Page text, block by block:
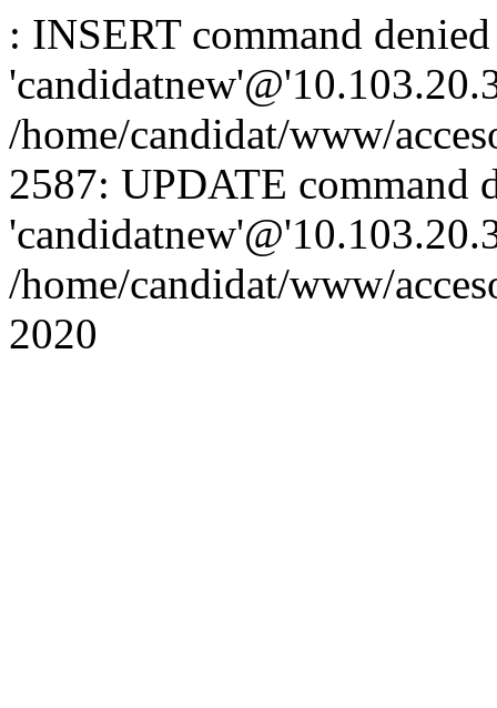
: INSERT command
/home/candidat/www/
2587: UPDATE command
/home/candidat/www/
2020